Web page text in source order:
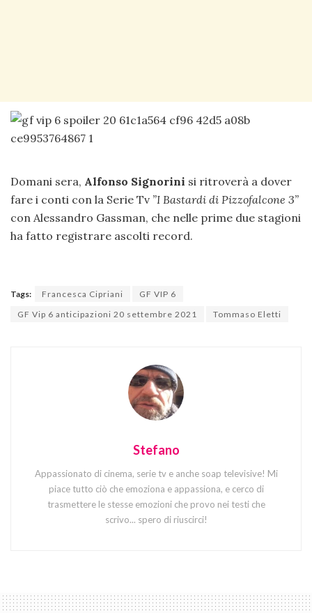
Domani sera, Alfonso Signorini si ritroverà a dover
fare i conti con la Serie Tv ”I Bastardi di Pizzofalcone 3”
con Alessandro Gassman, che nelle prime due stagioni
ha fatto registrare ascolti record.
Tags: Francesca Cipriani
GF VIP 6
GF Vip 6 anticipazioni 20 settembre 2021
Tommaso Eletti
Stefano
Appassionato di cinema, serie tv e anche soap televisive! Mi
piace tutto ciò che emoziona e appassiona, e cerco di
trasmettere le stesse emozioni che provo nei testi che
scrivo... spero di riuscirci!